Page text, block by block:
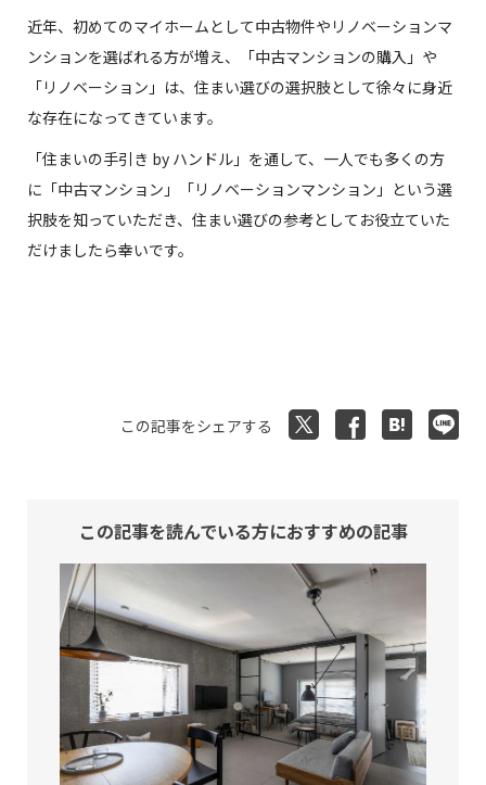
近年、初めてのマイホームとして中古物件やリノベーションマ
ンションを選ばれる方が増え、「中古マンションの購入」や
「リノベーション」は、住まい選びの選択肢として徐々に身近
な存在になってきています。
「住まいの手引き by ハンドル」を通して、一人でも多くの方
に「中古マンション」「リノベーションマンション」という選
択肢を知っていただき、住まい選びの参考としてお役立ていた
だけましたら幸いです。
この記事をシェアする
この記事を読んでいる方におすすめの記事